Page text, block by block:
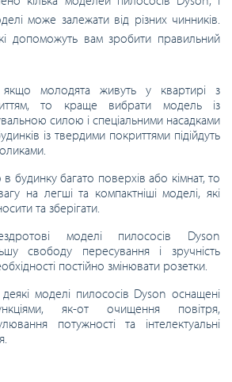
може залежати від різних чинників.
допоможуть вам зробити правильний
молодята живуть у квартирі з
то краще вибрати модель із
силою і спеціальними насадками
із твердими покриттями підійдуть
в будинку багато поверхів або кімнат, то
на легші та компактніші моделі, які
та зберігати.
моделі пилососів Dyson
свободу пересування і зручність
постійно змінювати розетки.
деякі моделі пилососів Dyson оснащені
як-от очищення повітря,
потужності та інтелектуальні